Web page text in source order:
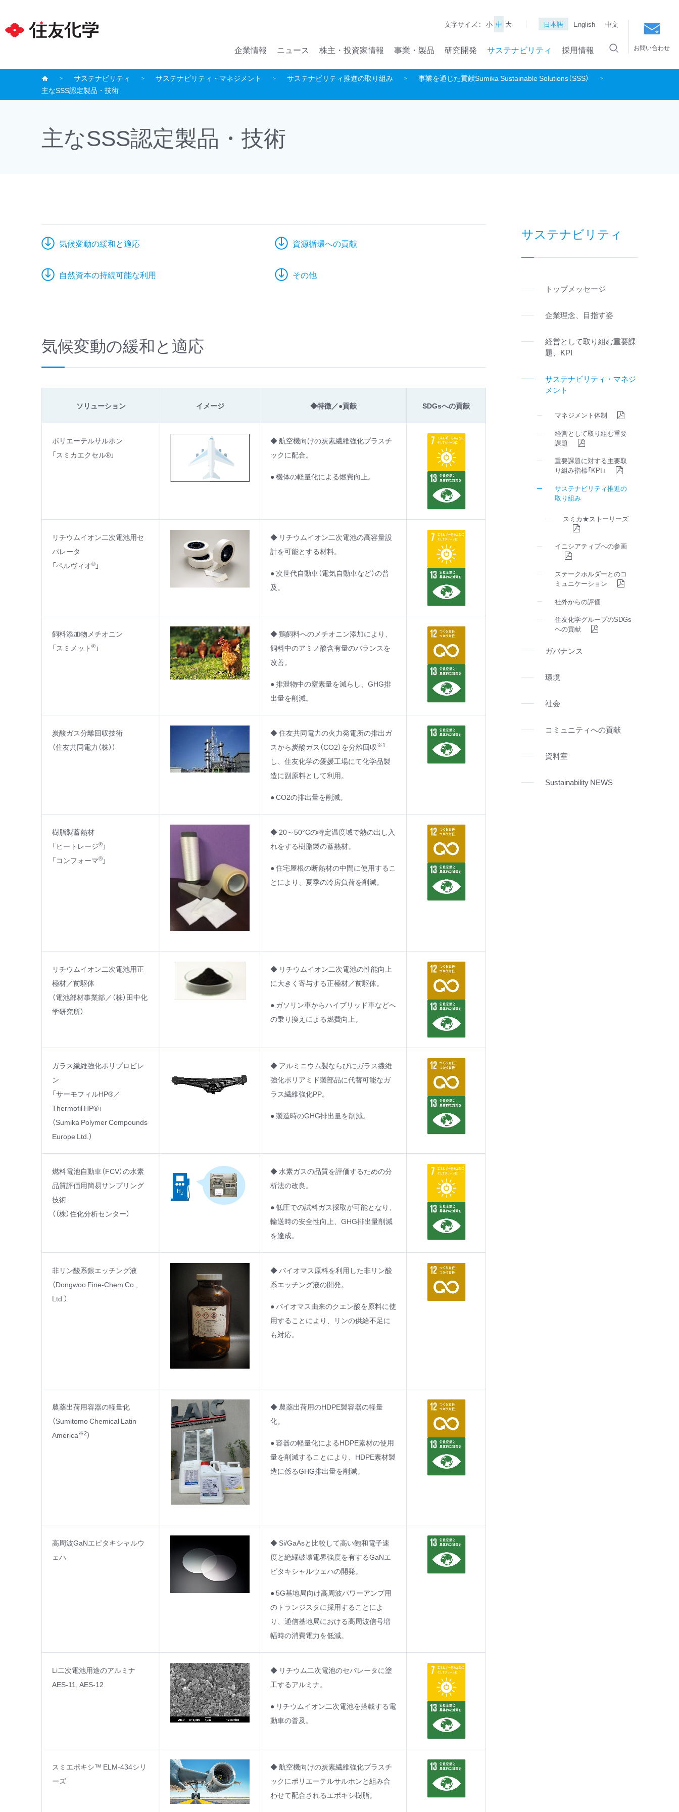
文字サイズ : 小 中 大 日本語 English 中文
企業情報 ニュース 株主・投資家情報 事業・製品 研究開発 サステナビリティ 採用情報 お問い合わせ
サステナビリティ サステナビリティ・マネジメント サステナビリティ推進の取り組み
事業を通じた貢献Sumika Sustainable Solutions（SSS）
主なSSS認定製品・技術
主なSSS認定製品・技術
気候変動の緩和と適応 資源循環への貢献
自然資本の持続可能な利用 その他
気候変動の緩和と適応
ソリューション イメージ ◆特徴／●貢献 SDGsへの貢献
ポリエーテルサルホン
「スミカエクセル®」
◆ 航空機向けの炭素繊維強化プラスチ
ックに配合。
● 機体の軽量化による燃費向上。
リチウムイオン二次電池用セ
パレータ
「ペルヴィオ® 」
◆ リチウムイオン二次電池の高容量設
計を可能とする材料。
● 次世代自動車（電気自動車など）の普
及。
飼料添加物メチオニン
「スミメット ® 」
◆ 鶏飼料へのメチオニン添加により、
飼料中のアミノ酸含有量のバランスを
改善。
● 排泄物中の窒素量を減らし、GHG排
出量を削減。
炭酸ガス分離回収技術
（住友共同電力（株））
◆ 住友共同電力の火力発電所の排出ガ
スから炭酸ガス（CO2）を分離回収※1
し、住友化学の愛媛工場にて化学品製
造に副原料として利用。
● CO2の排出量を削減。
樹脂製蓄熱材
「ヒートレージ® 」
「コンフォーマ® 」
◆ 20～50°Cの特定温度域で熱の出し入
れをする樹脂製の蓄熱材。
● 住宅屋根の断熱材の中間に使用するこ
とにより、夏季の冷房負荷を削減。
リチウムイオン二次電池用正
極材／前駆体
（電池部材事業部／（株）田中化
学研究所）
◆ リチウムイオン二次電池の性能向上
に大きく寄与する正極材／前駆体。
● ガソリン車からハイブリッド車などへ
の乗り換えによる燃費向上。
ガラス繊維強化ポリプロピレ
ン
「サーモフィルHP®／
Thermofil HP®」
（Sumika Polymer Compounds
Europe Ltd.）
◆ アルミニウム製ならびにガラス繊維
強化ポリアミド製部品に代替可能なガ
ラス繊維強化PP。
● 製造時のGHG排出量を削減。
燃料電池自動車（FCV）の水素
品質評価用簡易サンプリング
技術
（（株）住化分析センター）
◆ 水素ガスの品質を評価するための分
析法の改良。
● 低圧での試料ガス採取が可能となり、
輸送時の安全性向上、GHG排出量削減
を達成。
非リン酸系銀エッチング液
（Dongwoo Fine-Chem Co.,
Ltd.）
◆ バイオマス原料を利用した非リン酸
系エッチング液の開発。
● バイオマス由来のクエン酸を原料に使
用することにより、リンの供給不足に
も対応。
農薬出荷用容器の軽量化
（Sumitomo Chemical Latin
America※2）
◆ 農薬出荷用のHDPE製容器の軽量
化。
● 容器の軽量化によるHDPE素材の使用
量を削減することにより、HDPE素材製
造に係るGHG排出量を削減。
高周波GaNエピタキシャルウ
ェハ
◆ Si/GaAsと比較して高い飽和電子速
度と絶縁破壊電界強度を有するGaNエ
ピタキシャルウェハの開発。
● 5G基地局向け高周波パワーアンプ用
のトランジスタに採用することによ
り、通信基地局における高周波信号増
幅時の消費電力を低減。
Li二次電池用途のアルミナ
AES-11, AES-12
◆ リチウム二次電池のセパレータに塗
工するアルミナ。
● リチウムイオン二次電池を搭載する電
動車の普及。
スミエポキシ™ ELM-434シリ
ーズ
◆ 航空機向けの炭素繊維強化プラスチ
ックにポリエーテルサルホンと組み合
わせて配合されるエポキシ樹脂。
サステナビリティ
トップメッセージ
企業理念、目指す姿
経営として取り組む重要課
題、KPI
サステナビリティ・マネジ
メント
マネジメント体制
経営として取り組む重要
課題
重要課題に対する主要取
り組み指標「KPI」
サステナビリティ推進の
取り組み
スミカ★ストーリーズ
イニシアティブへの参画
ステークホルダーとのコ
ミュニケーション
社外からの評価
住友化学グループのSDGs
への貢献
ガバナンス
環境
社会
コミュニティへの貢献
資料室
Sustainability NEWS